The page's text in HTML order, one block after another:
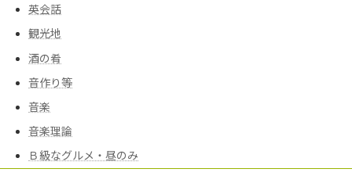
英会話
観光地
酒の肴
音作り等
音楽
音楽理論
Ｂ級なグルメ・昼のみ